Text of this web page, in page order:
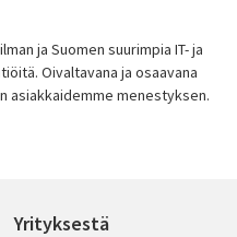
ja Suomen suurimpia IT- ja
Oivaltavana ja osaavana
asiakkaidemme menestyksen.
Yrityksestä